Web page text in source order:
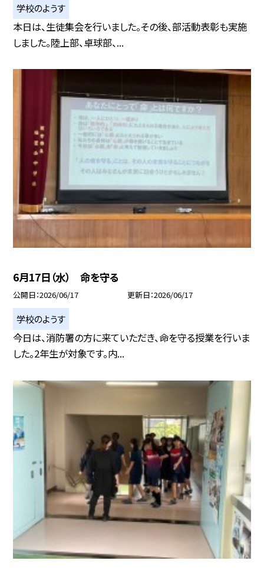
学校のようす
本日は、生徒集会を行いました。その後、部活動表彰も実施
しました。陸上部、卓球部、...
6月17日（水） 命を守る
公開日 2026/06/17 更新日 2026/06/17
学校のようす
今日は、消防署の方に来ていただき、命を守る授業を行いま
した。2年生が対象です。内...